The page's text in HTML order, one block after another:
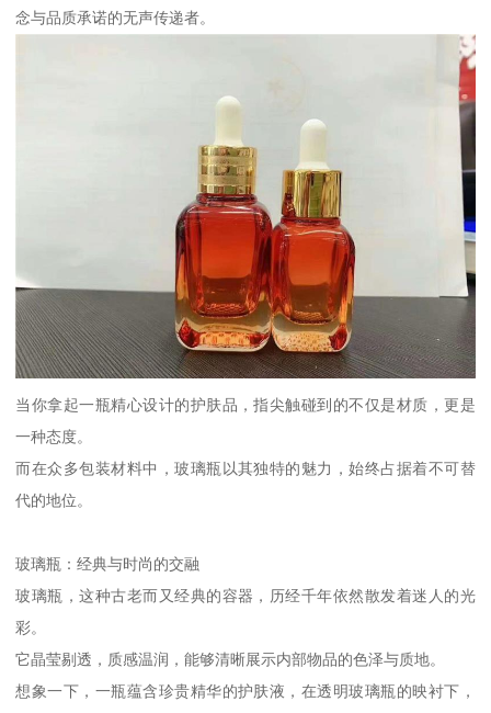
念与品质承诺的无声传递者。
当你拿起一瓶精心设计的护肤品，指尖触碰到的不仅是材质，更是
一种态度。
而在众多包装材料中，玻璃瓶以其独特的魅力，始终占据着不可替
代的地位。
玻璃瓶：经典与时尚的交融
玻璃瓶，这种古老而又经典的容器，历经千年依然散发着迷人的光
彩。
它晶莹剔透，质感温润，能够清晰展示内部物品的色泽与质地。
想象一下，一瓶蕴含珍贵精华的护肤液，在透明玻璃瓶的映衬下，